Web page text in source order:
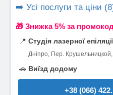
➡️ Усі послуги та ціни
🎁 Знижка 5% за
📍 Студія лазерної
Дніпро, Пер. Крушельницкой,
🚗 Виїзд додому
+38 (066)